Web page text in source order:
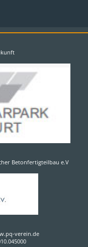
Betonfertigteilbau e.V
verein.de